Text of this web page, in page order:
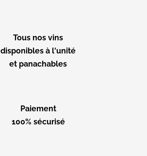
Tous nos vins
disponibles à l'unité
et panachables
Paiement
100% sécurisé